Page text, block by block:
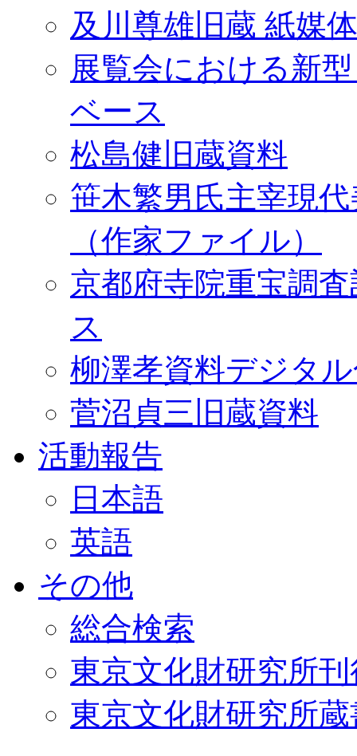
及川尊雄旧蔵 紙媒
展覧会における新
ベース
松島健旧蔵資料
笹木繁男氏主宰現
（作家ファイル）
京都府寺院重宝調
ス
柳澤孝資料デジタ
菅沼貞三旧蔵資料
活動報告
日本語
英語
その他
総合検索
東京文化財研究所
東京文化財研究所